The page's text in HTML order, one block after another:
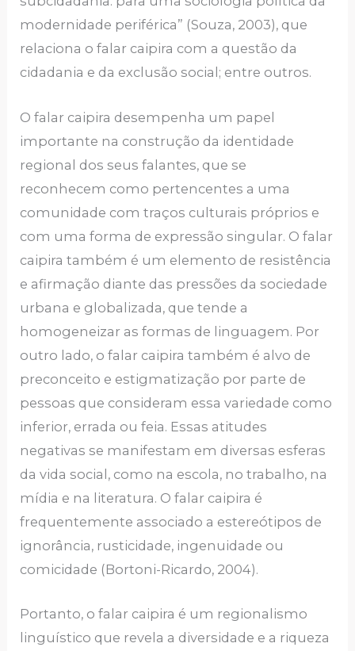
modernidade periférica” (Souza, 2003), que
relaciona o falar caipira com a questão da
cidadania e da exclusão social; entre outros.
O falar caipira desempenha um papel
importante na construção da identidade
regional dos seus falantes, que se
reconhecem como pertencentes a uma
comunidade com traços culturais próprios e
com uma forma de expressão singular. O falar
caipira também é um elemento de resistência
e afirmação diante das pressões da sociedade
urbana e globalizada, que tende a
homogeneizar as formas de linguagem. Por
outro lado, o falar caipira também é alvo de
preconceito e estigmatização por parte de
pessoas que consideram essa variedade como
inferior, errada ou feia. Essas atitudes
negativas se manifestam em diversas esferas
da vida social, como na escola, no trabalho, na
mídia e na literatura. O falar caipira é
frequentemente associado a estereótipos de
ignorância, rusticidade, ingenuidade ou
comicidade (Bortoni-Ricardo, 2004).
Portanto, o falar caipira é um regionalismo
linguístico que revela a diversidade e a riqueza